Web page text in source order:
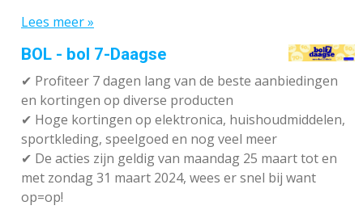
Lees meer »
BOL - bol 7-Daagse
✔ Profiteer 7 dagen lang van de beste aanbiedingen
en kortingen op diverse producten
✔ Hoge kortingen op elektronica, huishoudmiddelen,
sportkleding, speelgoed en nog veel meer
✔ De acties zijn geldig van maandag 25 maart tot en
met zondag 31 maart 2024, wees er snel bij want
op=op!